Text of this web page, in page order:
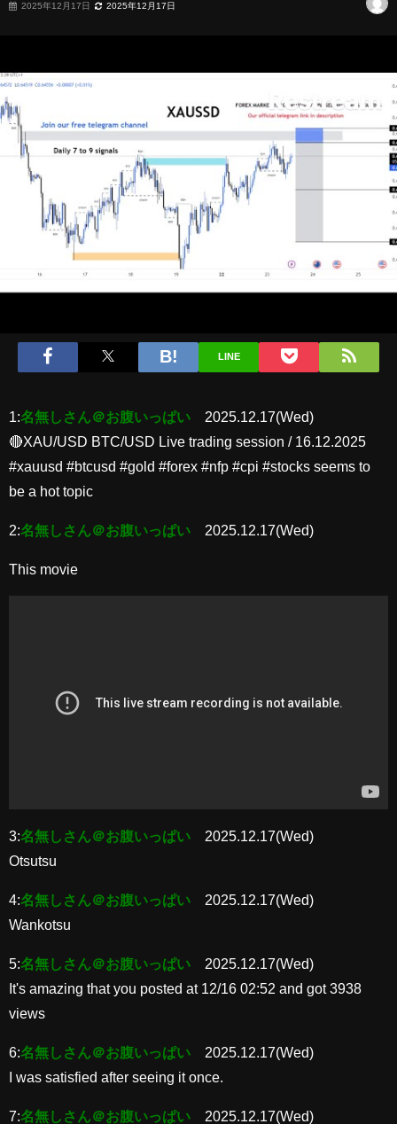
2025年12月17日 2025年12月17日
LINE
1:名無しさん＠お腹いっぱい
2025.12.17(Wed)
🔴XAU/USD BTC/USD Live trading session / 16.12.2025
#xauusd #btcusd #gold #forex #nfp #cpi #stocks seems to
be a hot topic
2:名無しさん＠お腹いっぱい 2025.12.17(Wed)
This movie
3:名無しさん＠お腹いっぱい
2025.12.17(Wed)
Otsutsu
4:名無しさん＠お腹いっぱい
2025.12.17(Wed)
Wankotsu
5:名無しさん＠お腹いっぱい
2025.12.17(Wed)
It's amazing that you posted at 12/16 02:52 and got 3938
views
6:名無しさん＠お腹いっぱい
2025.12.17(Wed)
I was satisfied after seeing it once.
7:名無しさん＠お腹いっぱい
2025.12.17(Wed)